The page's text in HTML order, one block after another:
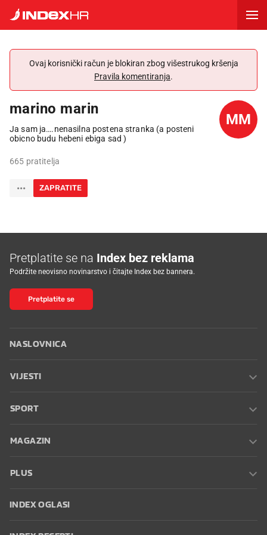
Ovaj korisnički račun je blokiran zbog višestrukog kršenja
Pravila komentiranja.
marino marin
Ja sam ja….nenasilna postena stranka (a posteni
obicno budu hebeni ebiga sad )
665 pratitelja
ZAPRATITE
MM
Pretplatite se na Index bez reklama
Podržite neovisno novinarstvo i čitajte Index bez bannera.
Pretplatite se
NASLOVNICA
VIJESTI
SPORT
MAGAZIN
PLUS
INDEX OGLASI